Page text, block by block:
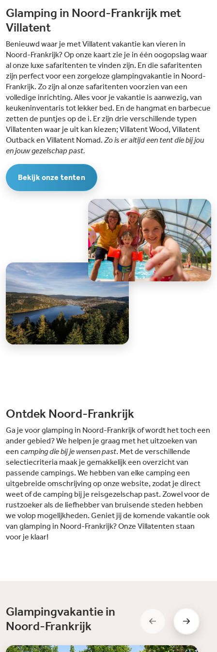
worden er sport- en spelactiviteiten georganiseerd en is er een miniclub.
Het speelterrein op de binnenplaats van de camping is dé plek om nieuwe
vriendjes te maken. Een aantal keer per week is het mogelijk om een
De camping ligt in het hart van Bretagne, tussen Rennes en Saint-Malo,
niet ver van de gezellige stadjes Combourg en La Chapelle. Ook vind je
diverse kustplaatsen op 30 minuten reisafstand.
Glamping in Noord-Frankrijk met
Villatent
Benieuwd waar je met Villatent vakantie kan vieren in
Noord-Frankrijk? Op onze kaart zie je in één oogopslag waar
al onze luxe safaritenten te vinden zijn. En die safaritenten
zijn perfect voor een zorgeloze glampingvakantie in Noord-
Frankrijk. Zo zijn al onze safaritenten voorzien van een
volledige inrichting. Alles voor je vakantie is aanwezig, van
keukeninventaris tot lekker bed. En de hangmat en barbecue
zetten de puntjes op de i. Er zijn drie verschillende typen
Villatenten waar je uit kan kiezen; Villatent Wood, Villatent
Outback en Villatent Nomad. Zo is er altijd een tent die bij jou
en jouw gezelschap past.
Bekijk onze tenten
Ontdek Noord-Frankrijk
Ga je voor glamping in Noord-Frankrijk of wordt het toch een
ander gebied? We helpen je graag met het uitzoeken van
een camping die bij je wensen past. Met de verschillende
selectiecriteria maak je gemakkelijk een overzicht van
passende campings. We hebben van elke camping een
uitgebreide omschrijving op onze website, zodat je direct
weet of de camping bij je reisgezelschap past. Zowel voor de
rustzoeker als de liefhebber van bruisende steden hebben
we volop mogelijkheden. Geniet jij de komende vakantie ook
van glamping in Noord-Frankrijk? Onze Villatenten staan
voor je klaar!
Glampingvakantie in
Noord-Frankrijk